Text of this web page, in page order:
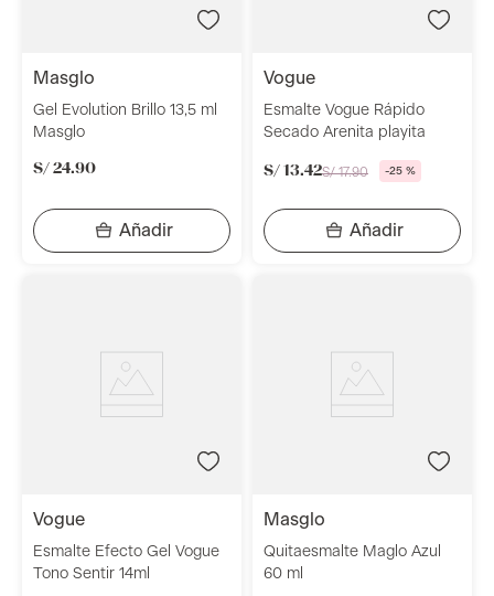
masglo
Gel Evolution Brillo 13,5 ml
Masglo
S/ 24.90
vogue
Esmalte Vogue Rápido
Secado Arenita playita
S/ 13.42S/ 17.90 -25 %
vogue
Esmalte Efecto Gel Vogue
Tono Sentir 14ml
masglo
Quitaesmalte Maglo Azul
60 ml